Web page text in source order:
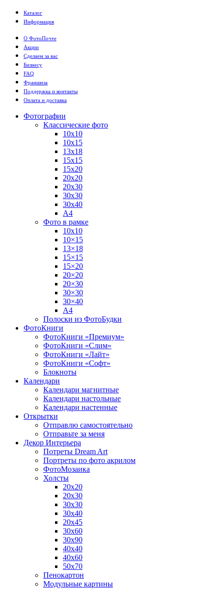
Каталог
Информация
О ФотоПочте
Акции
Сделаем за вас
Бизнесу
FAQ
Франшиза
Поддержка и контакты
Оплата и доставка
Фотографии
Классические фото
10х10
10х15
13х18
15х15
15х20
20х20
20х30
30х30
30х40
А4
Фото в рамке
10х10
10×15
13×18
15×15
15×20
20×20
20×30
30×30
30×40
A4
Полоски из ФотоБудки
ФотоКниги
ФотоКниги «Премиум»
ФотоКниги «Слим»
ФотоКниги «Лайт»
ФотоКниги «Софт»
Блокноты
Календари
Календари магнитные
Календари настольные
Календари настенные
Открытки
Отправлю самостоятельно
Отправьте за меня
Декор Интерьера
Потреты Dream Art
Портреты по фото акрилом
ФотоМозаика
Холсты
20х20
20х30
30х30
30х40
20х45
30х60
30х90
40х40
40х60
50х70
Пенокартон
Модульные картины